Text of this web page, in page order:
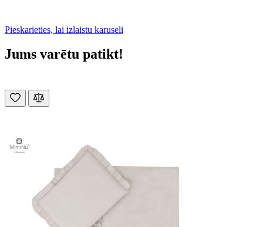
Pieskarieties, lai izlaistu karuseli
Jums varētu patikt!